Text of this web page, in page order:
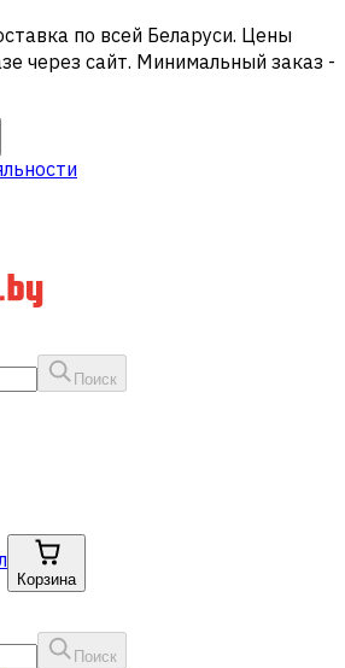
по всей Беларуси. Цены
через сайт. Минимальный заказ -
Поиск
Корзина
Поиск